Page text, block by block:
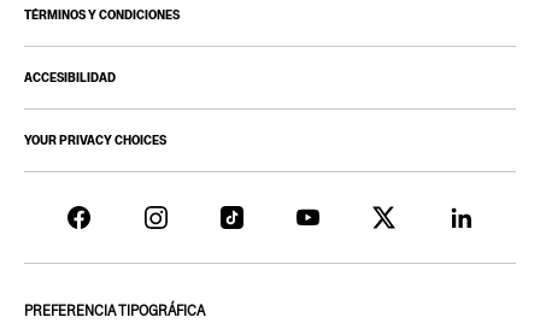
TÉRMINOS Y CONDICIONES
ACCESIBILIDAD
YOUR PRIVACY CHOICES
PREFERENCIA TIPOGRÁFICA